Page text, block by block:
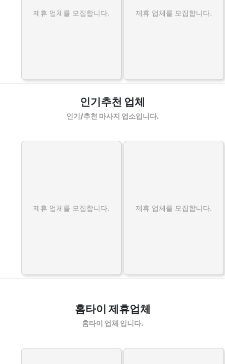
제휴 업체를 모집합니다. 제휴 업체를 모집합니다.
인기추천 업체
인기/추천 마사지 업소입니다.
제휴 업체를 모집합니다. 제휴 업체를 모집합니다.
홈타이 제휴업체
홈타이 업체 입니다.